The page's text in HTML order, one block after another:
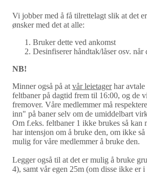
Vi jobber med å få tilrettelagt slik at det
ønsker med det at alle:
Bruker dette ved ankomst
Desinfiserer håndtak/låser osv. når
NB!
Minner også på at vår leietagerhar avtale
feltbaner på dagtid frem til 16:00, og de
fremover. Våre medlemmer må
inn" på baner selv om de umiddelbart
Om f.eks. feltbaner 1 ikke brukes så kan
har intensjon om å bruke den, om ikke
mulig for våre medlemmer å bruke den.
Legger også til at det er mulig å bruke
4), samt vår egen 25m (om disse ikke er